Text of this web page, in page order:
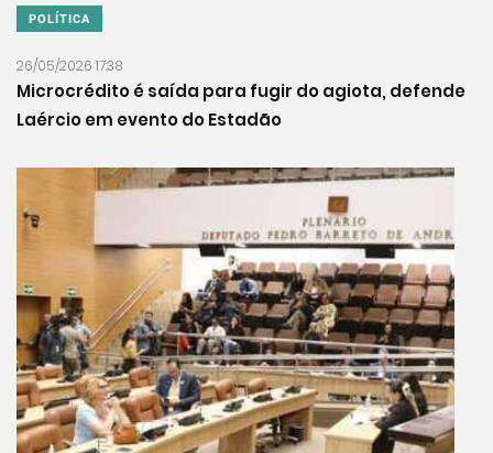
POLÍTICA
26/05/2026 17:38
Microcrédito é saída para fugir do agiota, defende
Laércio em evento do Estadão